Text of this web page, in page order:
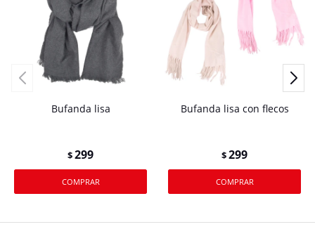
Bufanda lisa
$299
Bufanda lisa con flecos
$299